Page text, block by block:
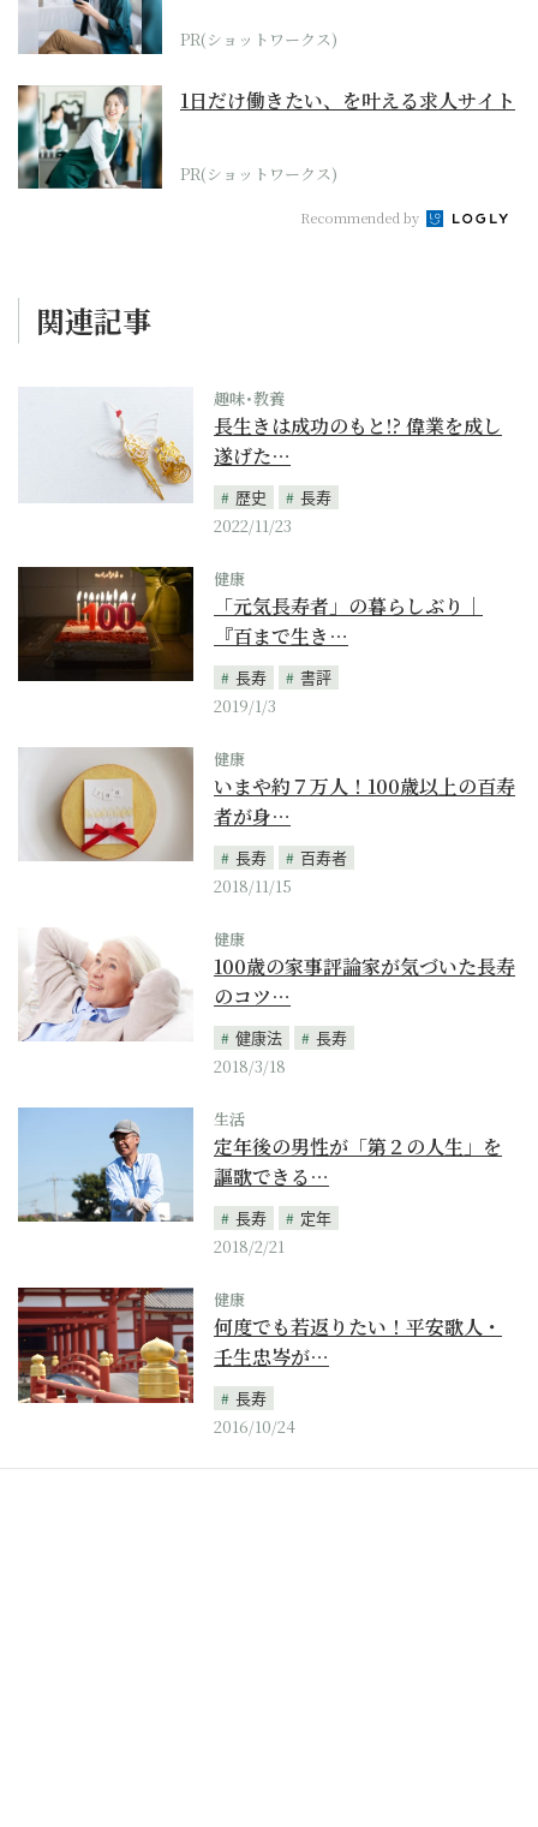
PR(ショットワークス)
1日だけ働きたい、を叶える求人サイト
PR(ショットワークス)
Recommended by
関連記事
趣味･教養
長生きは成功のもと!? 偉業を成し
遂げた…
歴史
長寿
2022/11/23
健康
「元気長寿者」の暮らしぶり｜
『百まで生き…
長寿
書評
2019/1/3
健康
いまや約７万人！100歳以上の百寿
者が身…
長寿
百寿者
2018/11/15
健康
100歳の家事評論家が気づいた長寿
のコツ…
健康法
長寿
2018/3/18
生活
定年後の男性が「第２の人生」を
謳歌できる…
長寿
定年
2018/2/21
健康
何度でも若返りたい！平安歌人・
壬生忠岑が…
長寿
2016/10/24